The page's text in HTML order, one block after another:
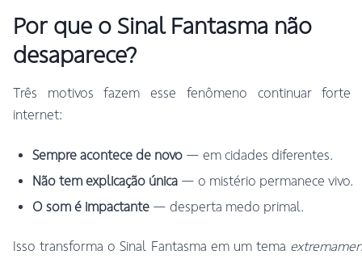
Por que o Sinal Fantasma não
desaparece?
Três motivos fazem esse fenômeno continuar forte
internet:
Sempre acontece de novo — em cidades diferentes.
Não tem explicação única — o mistério permanece vivo.
O som é impactante — desperta medo primal.
Isso transforma o Sinal Fantasma em um tema